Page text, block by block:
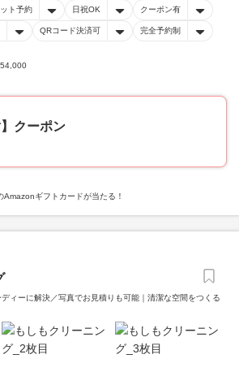
ト予約 日祝OK クーポン有
QRコード決済可 完全予約制
クーポン
ギフトカードが当たる！
ィーに解決／写真でお見積りも可能｜清潔な空間をつくる